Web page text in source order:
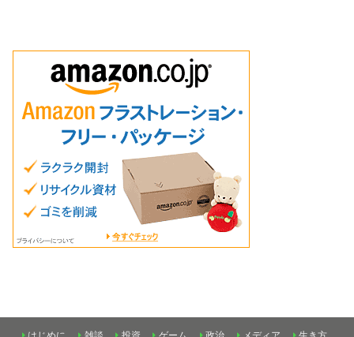
はじめに 雑談 投資 ゲーム 政治 メディア 生き方